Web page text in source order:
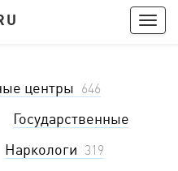
центры 646
Государственные
Наркологи 319